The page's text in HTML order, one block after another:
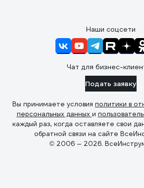
Наши соцсети
Чат для бизнес-
Подать заявку
Вы принимаете условия политики в
персональных данных и
каждый раз, когда оставляете свои
обратной связи на сайте
© 2006 — 2026.